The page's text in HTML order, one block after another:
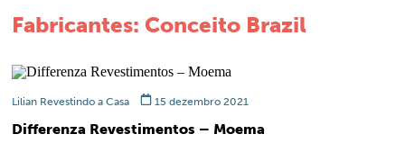
Fabricantes: Conceito Brazil
Lilian Revestindo a Casa 15 dezembro 2021
Differenza Revestimentos – Moema